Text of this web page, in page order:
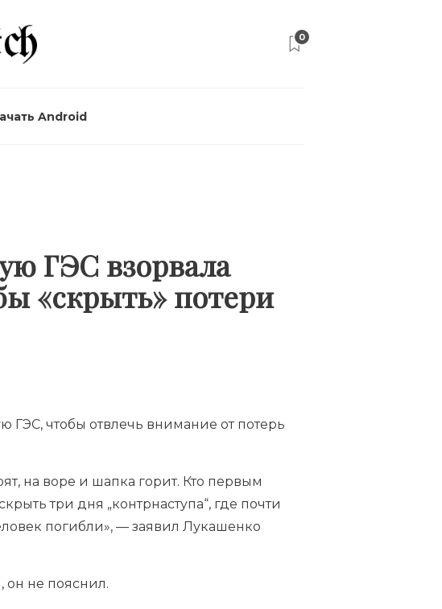
0
Android
ГЭС взорвала
«скрыть» потери
ГЭС, чтобы отвлечь внимание от потерь
на воре и шапка горит. Кто первым
три дня „контрнаступа“, где почти
погибли», — заявил Лукашенко
не пояснил.